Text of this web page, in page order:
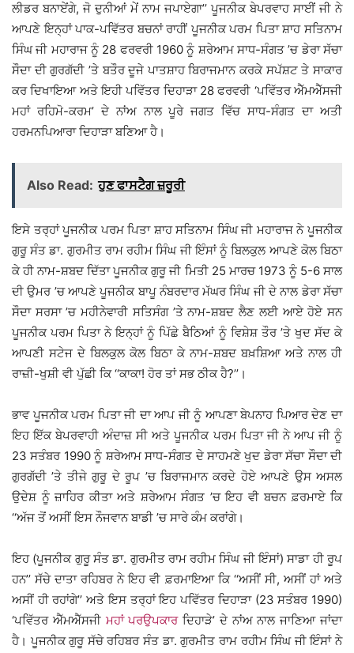
ਲੀਡਰ ਬਨਾਏਂਗੇ, ਜੋ ਦੁਨੀਆਂ ਮੇਂ ਨਾਮ ਜਪਾਏਗਾ’’ ਪੂਜਨੀਕ ਬੇਪਰਵਾਹ ਸਾਈਂ ਜੀ ਨੇ
ਆਪਣੇ ਇਨ੍ਹਾਂ ਪਾਕ-ਪਵਿੱਤਰ ਬਚਨਾਂ ਰਾਹੀਂ ਪੂਜਨੀਕ ਪਰਮ ਪਿਤਾ ਸ਼ਾਹ ਸਤਿਨਾਮ
ਸਿੰਘ ਜੀ ਮਹਾਰਾਜ ਨੂੰ 28 ਫਰਵਰੀ 1960 ਨੂੰ ਸ਼ਰੇਆਮ ਸਾਧ-ਸੰਗਤ ’ਚ ਡੇਰਾ ਸੱਚਾ
ਸੌਦਾ ਦੀ ਗੁਰਗੱਦੀ ’ਤੇ ਬਤੌਰ ਦੂਜੇ ਪਾਤਸ਼ਾਹ ਬਿਰਾਜਮਾਨ ਕਰਕੇ ਸਪੱਸ਼ਟ ਤੇ ਸਾਕਾਰ
ਕਰ ਦਿਖਾਇਆ ਅਤੇ ਇਹੀ ਪਵਿੱਤਰ ਦਿਹਾੜਾ 28 ਫਰਵਰੀ ‘ਪਵਿੱਤਰ ਐੱਮਐੱਸਜੀ
ਮਹਾਂ ਰਹਿਮੋ-ਕਰਮ’ ਦੇ ਨਾਂਅ ਨਾਲ ਪੂਰੇ ਜਗਤ ਵਿੱਚ ਸਾਧ-ਸੰਗਤ ਦਾ ਅਤੀ
ਹਰਮਨਪਿਆਰਾ ਦਿਹਾੜਾ ਬਣਿਆ ਹੈ।
Also Read: ਹੁਣ ਫਾਸਟੈਗ ਜ਼ਰੂਰੀ
ਇਸੇ ਤਰ੍ਹਾਂ ਪੂਜਨੀਕ ਪਰਮ ਪਿਤਾ ਸ਼ਾਹ ਸਤਿਨਾਮ ਸਿੰਘ ਜੀ ਮਹਾਰਾਜ ਨੇ ਪੂਜਨੀਕ
ਗੁਰੂ ਸੰਤ ਡਾ. ਗੁਰਮੀਤ ਰਾਮ ਰਹੀਮ ਸਿੰਘ ਜੀ ਇੰਸਾਂ ਨੂੰ ਬਿਲਕੁਲ ਆਪਣੇ ਕੋਲ ਬਿਠਾ
ਕੇ ਹੀ ਨਾਮ-ਸ਼ਬਦ ਦਿੱਤਾ ਪੂਜਨੀਕ ਗੁਰੂ ਜੀ ਮਿਤੀ 25 ਮਾਰਚ 1973 ਨੂੰ 5-6 ਸਾਲ
ਦੀ ਉਮਰ ’ਚ ਆਪਣੇ ਪੂਜਨੀਕ ਬਾਪੂ ਨੰਬਰਦਾਰ ਮੱਘਰ ਸਿੰਘ ਜੀ ਦੇ ਨਾਲ ਡੇਰਾ ਸੱਚਾ
ਸੌਦਾ ਸਰਸਾ ’ਚ ਮਹੀਨੇਵਾਰੀ ਸਤਿਸੰਗ ’ਤੇ ਨਾਮ-ਸ਼ਬਦ ਲੈਣ ਲਈ ਆਏ ਹੋਏ ਸਨ
ਪੂਜਨੀਕ ਪਰਮ ਪਿਤਾ ਨੇ ਇਨ੍ਹਾਂ ਨੂੰ ਪਿੱਛੇ ਬੈਠਿਆਂ ਨੂੰ ਵਿਸ਼ੇਸ਼ ਤੌਰ ’ਤੇ ਖੁਦ ਸੱਦ ਕੇ
ਆਪਣੀ ਸਟੇਜ ਦੇ ਬਿਲਕੁਲ ਕੋਲ ਬਿਠਾ ਕੇ ਨਾਮ-ਸ਼ਬਦ ਬਖ਼ਸ਼ਿਆ ਅਤੇ ਨਾਲ ਹੀ
ਰਾਜ਼ੀ-ਖੁਸ਼ੀ ਵੀ ਪੁੱਛੀ ਕਿ ‘‘ਕਾਕਾ! ਹੋਰ ਤਾਂ ਸਭ ਠੀਕ ਹੈ?’’।
ਭਾਵ ਪੂਜਨੀਕ ਪਰਮ ਪਿਤਾ ਜੀ ਦਾ ਆਪ ਜੀ ਨੂੰ ਆਪਣਾ ਬੇਪਨਾਹ ਪਿਆਰ ਦੇਣ ਦਾ
ਇਹ ਇੱਕ ਬੇਪਰਵਾਹੀ ਅੰਦਾਜ਼ ਸੀ ਅਤੇ ਪੂਜਨੀਕ ਪਰਮ ਪਿਤਾ ਜੀ ਨੇ ਆਪ ਜੀ ਨੂੰ
23 ਸਤੰਬਰ 1990 ਨੂੰ ਸ਼ਰੇਆਮ ਸਾਧ-ਸੰਗਤ ਦੇ ਸਾਹਮਣੇ ਖੁਦ ਡੇਰਾ ਸੱਚਾ ਸੌਦਾ ਦੀ
ਗੁਰਗੱਦੀ ’ਤੇ ਤੀਜੇ ਗੁਰੂ ਦੇ ਰੂਪ ’ਚ ਬਿਰਾਜਮਾਨ ਕਰਦੇ ਹੋਏ ਆਪਣੇ ਉਸ ਅਸਲ
ਉਦੇਸ਼ ਨੂੰ ਜ਼ਾਹਿਰ ਕੀਤਾ ਅਤੇ ਸ਼ਰੇਆਮ ਸੰਗਤ ’ਚ ਇਹ ਵੀ ਬਚਨ ਫ਼ਰਮਾਏ ਕਿ
‘‘ਅੱਜ ਤੋਂ ਅਸੀਂ ਇਸ ਨੌਜਵਾਨ ਬਾਡੀ ’ਚ ਸਾਰੇ ਕੰਮ ਕਰਾਂਗੇ।
ਇਹ (ਪੂਜਨੀਕ ਗੁਰੂ ਸੰਤ ਡਾ. ਗੁਰਮੀਤ ਰਾਮ ਰਹੀਮ ਸਿੰਘ ਜੀ ਇੰਸਾਂ) ਸਾਡਾ ਹੀ ਰੂਪ
ਹਨ’’ ਸੱਚੇ ਦਾਤਾ ਰਹਿਬਰ ਨੇ ਇਹ ਵੀ ਫ਼ਰਮਾਇਆ ਕਿ ‘‘ਅਸੀਂ ਸੀ, ਅਸੀਂ ਹਾਂ ਅਤੇ
ਅਸੀਂ ਹੀ ਰਹਾਂਗੇ’’ ਅਤੇ ਇਸ ਤਰ੍ਹਾਂ ਇਹ ਪਵਿੱਤਰ ਦਿਹਾੜਾ (23 ਸਤੰਬਰ 1990)
‘ਪਵਿੱਤਰ ਐੱਮਐੱਸਜੀ ਮਹਾਂ ਪਰਉਪਕਾਰਦਿਹਾੜੇ’ ਦੇ ਨਾਂਅ ਨਾਲ ਜਾਣਿਆ ਜਾਂਦਾ
ਹੈ। ਪੂਜਨੀਕ ਗੁਰੂ ਸੱਚੇ ਰਹਿਬਰ ਸੰਤ ਡਾ. ਗੁਰਮੀਤ ਰਾਮ ਰਹੀਮ ਸਿੰਘ ਜੀ ਇੰਸਾਂ ਨੇ